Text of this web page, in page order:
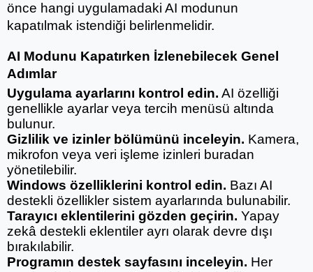
önce hangi uygulamadaki AI modunun
kapatılmak istendiği belirlenmelidir.
AI Modunu Kapatırken İzlenebilecek Genel
Adımlar
Uygulama ayarlarını kontrol edin. AI özelliği
genellikle ayarlar veya tercih menüsü altında
bulunur.
Gizlilik ve izinler bölümünü inceleyin. Kamera,
mikrofon veya veri işleme izinleri buradan
yönetilebilir.
Windows özelliklerini kontrol edin. Bazı AI
destekli özellikler sistem ayarlarında bulunabilir.
Tarayıcı eklentilerini gözden geçirin. Yapay
zekâ destekli eklentiler ayrı olarak devre dışı
bırakılabilir.
Programın destek sayfasını inceleyin. Her